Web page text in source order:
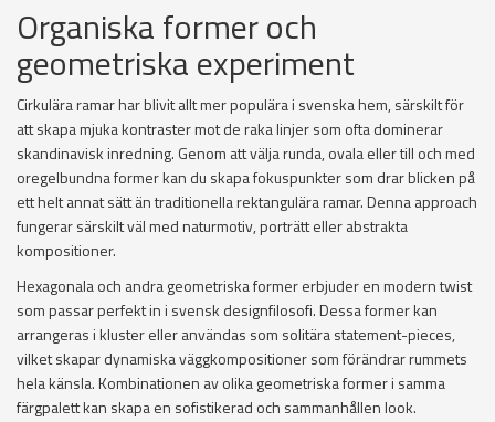
Organiska former och
geometriska experiment
Cirkulära ramar har blivit allt mer populära i svenska hem, särskilt för
att skapa mjuka kontraster mot de raka linjer som ofta dominerar
skandinavisk inredning. Genom att välja runda, ovala eller till och med
oregelbundna former kan du skapa fokuspunkter som drar blicken på
ett helt annat sätt än traditionella rektangulära ramar. Denna approach
fungerar särskilt väl med naturmotiv, porträtt eller abstrakta
kompositioner.
Hexagonala och andra geometriska former erbjuder en modern twist
som passar perfekt in i svensk designfilosofi. Dessa former kan
arrangeras i kluster eller användas som solitära statement-pieces,
vilket skapar dynamiska väggkompositioner som förändrar rummets
hela känsla. Kombinationen av olika geometriska former i samma
färgpalett kan skapa en sofistikerad och sammanhållen look.